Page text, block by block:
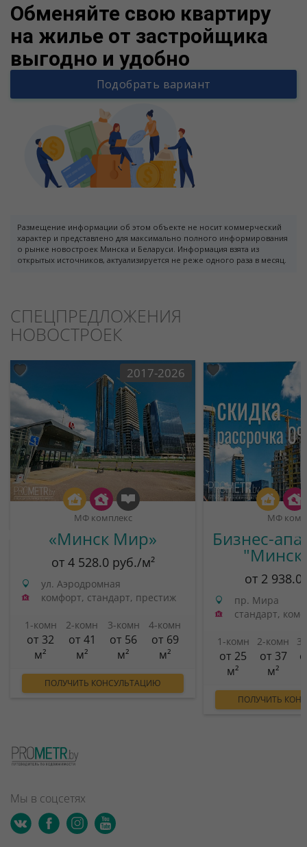
Обменяйте свою квартиру
на жилье от застройщика
выгодно и удобно
Подобрать вариант
Размещение информации об этом объекте не носит коммерческий
характер и представлено для максимально полного информирования
о рынке новостроек Минска и Беларуси. Информация взята из
открытых источников, актуализируется не реже одного раза в месяц.
СПЕЦПРЕДЛОЖЕНИЯ
НОВОСТРОЕК
2017-2026
МФ комплекс
«Минск Мир»
от 4 528.0 руб./м²
ул. Аэродромная
комфорт, стандарт, престиж
1-комн
от 32
м²
2-комн
от 41
м²
3-комн
от 56
м²
4-комн
от 69
м²
ПОЛУЧИТЬ КОНСУЛЬТАЦИЮ
МФ
Бизнес-
от 2
пр. Мира
стандарт,
1-комн
от 25
м²
2-комн
от 37
м²
ПОЛУЧИТЬ
Мы в соцсетях